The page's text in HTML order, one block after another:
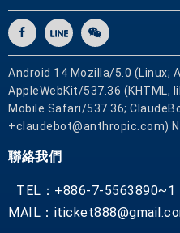
Android 14 Mozilla/5.0 (Linux;
AppleWebKit/537.36 (KHTML,
Mobile Safari/537.36;
+claudebot@anthropic.com) N
聯絡我們
TEL：+886-7-5563890~1
MAIL：